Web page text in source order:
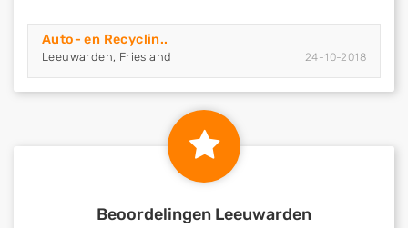
Auto- en Recyclin..
Leeuwarden, Friesland 24-10-2018
Beoordelingen Leeuwarden